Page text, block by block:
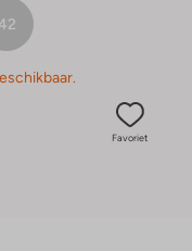
42
Favoriet